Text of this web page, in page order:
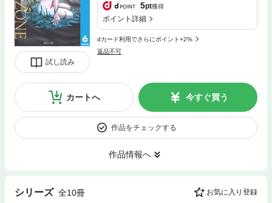
試し読み
5pt獲得
ポイント詳細
dカード利用でさらにポイント+2%
返品不可
カートへ 今すぐ買う
作品をチェックする
作品情報へ
シリーズ 全10冊 お気に入り登録